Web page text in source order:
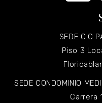
SEDE C.C
Piso 3
SEDE CONDOMINIO
Carrera